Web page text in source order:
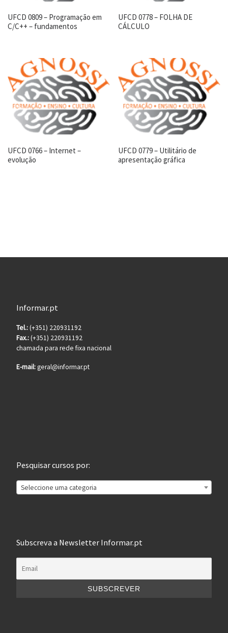
UFCD 0809 – Programação em
C/C++ – fundamentos
UFCD 0778 – FOLHA DE
CÁLCULO
UFCD 0766 – Internet –
evolução
UFCD 0779 – Utilitário de
apresentação gráfica
Informar.pt
Tel.:(+351) 220931192
Fax.:(+351) 220931192
chamada para rede fixa nacional
E-mail:geral@informar.pt
Pesquisar cursos por:
Seleccione uma categoria
Subscreva a Newsletter Informar.pt